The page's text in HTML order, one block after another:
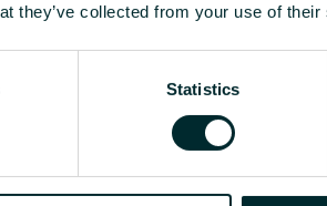
they’ve collected from your use of
Statistics